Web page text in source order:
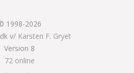
1998-2026
v/ Karsten F. Gryet
Version 8
72 online